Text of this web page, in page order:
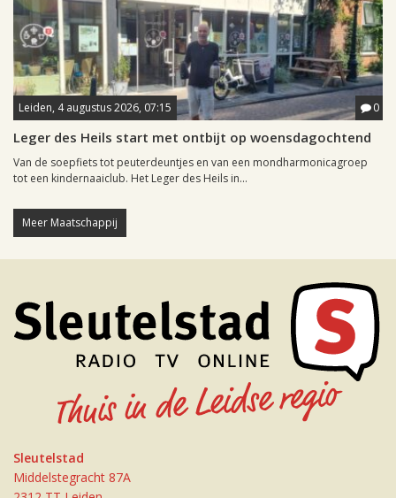
Leiden, 4 augustus 2026, 07:15 0
Leger des Heils start met ontbijt op woensdagochtend
Van de soepfiets tot peuterdeuntjes en van een mondharmonicagroep
tot een kindernaaiclub. Het Leger des Heils in...
Meer Maatschappij
Sleutelstad
Middelstegracht 87A